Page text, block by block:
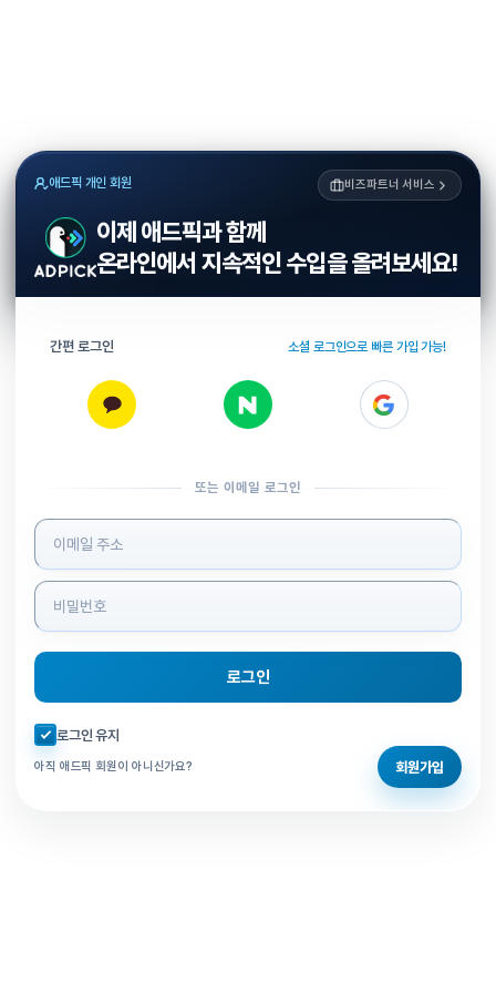
애드픽 개인 회원 비즈파트너 서비스
이제 애드픽과 함께
온라인에서 지속적인 수입을 올려보세요!
간편 로그인 소셜 로그인으로 빠른 가입 가능!
또는 이메일 로그인
로그인 정보 입력
로그인
자동로그인 체크
로그인 유지
아직 애드픽 회원이 아니신가요? 회원가입